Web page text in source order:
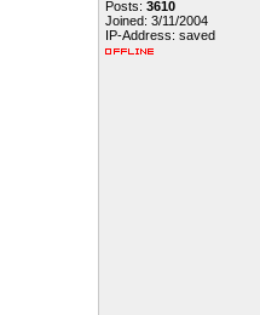
Posts: 3610
Joined: 3/11/2004
IP-Address: saved